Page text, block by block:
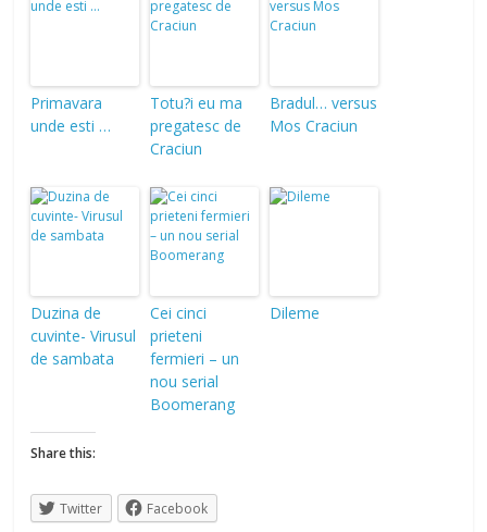
Primavara
unde esti …
Totu?i eu ma
pregatesc de
Craciun
Bradul… versus
Mos Craciun
Duzina de
cuvinte- Virusul
de sambata
Cei cinci
prieteni
fermieri – un
nou serial
Boomerang
Dileme
Share this:
Twitter Facebook